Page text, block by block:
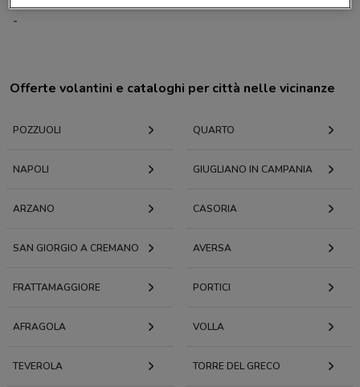
-
Offerte volantini e cataloghi per città nelle vicinanze
POZZUOLI QUARTO
NAPOLI GIUGLIANO IN CAMPANIA
ARZANO CASORIA
SAN GIORGIO A CREMANO AVERSA
FRATTAMAGGIORE PORTICI
AFRAGOLA VOLLA
TEVEROLA TORRE DEL GRECO